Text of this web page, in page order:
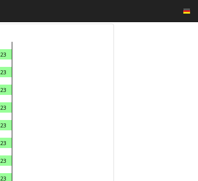
23
23
23
23
23
23
23
23